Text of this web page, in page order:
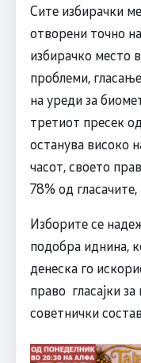
Сите избирачки
отворени точно
избирачко место
проблеми,
на уреди за
третиот пресек
останува високо
часот, своето
78% од
Изборите се
подобра иднина,
денеска го
право гласајки
советнички